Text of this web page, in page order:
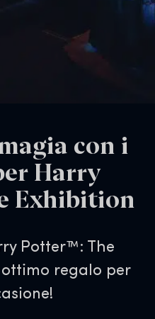
con i
Harry
Exhibition
Potter™: The
regalo per